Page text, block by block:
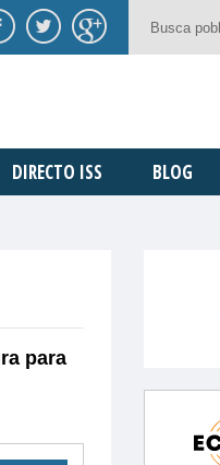
DIRECTO ISS BLOG
para